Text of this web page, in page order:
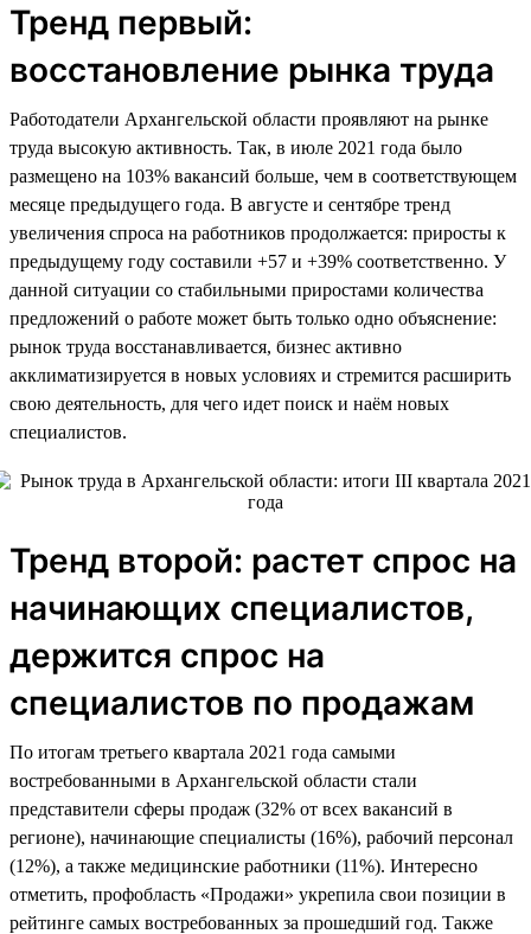
Тренд первый:
восстановление рынка труда
Работодатели Архангельской области проявляют на рынке
труда высокую активность. Так, в июле 2021 года было
размещено на 103% вакансий больше, чем в соответствующем
месяце предыдущего года. В августе и сентябре тренд
увеличения спроса на работников продолжается: приросты к
предыдущему году составили +57 и +39% соответственно. У
данной ситуации со стабильными приростами количества
предложений о работе может быть только одно объяснение:
рынок труда восстанавливается, бизнес активно
акклиматизируется в новых условиях и стремится расширить
свою деятельность, для чего идет поиск и наём новых
специалистов.
Тренд второй: растет спрос на
начинающих специалистов,
держится спрос на
специалистов по продажам
По итогам третьего квартала 2021 года самыми
востребованными в Архангельской области стали
представители сферы продаж (32% от всех вакансий в
регионе), начинающие специалисты (16%), рабочий персонал
(12%), а также медицинские работники (11%). Интересно
отметить, профобласть «Продажи» укрепила свои позиции в
рейтинге самых востребованных за прошедший год. Также